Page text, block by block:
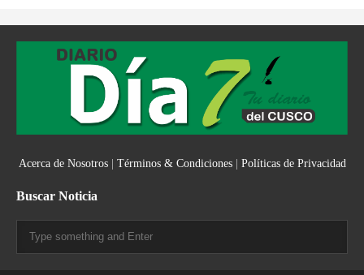
Acerca de Nosotros| Términos & Condiciones| Políticas de Privacidad
Buscar Noticia